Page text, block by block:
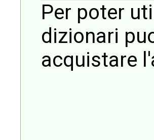
Per poter
dizionari
acquistare